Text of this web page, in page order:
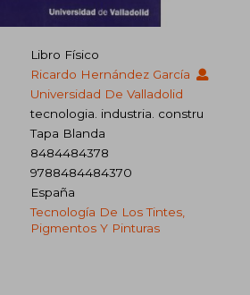
Libro Físico
Ricardo Hernández García
Universidad De Valladolid
tecnologia. industria. constru
Tapa Blanda
8484484378
9788484484370
España
Tecnología De Los Tintes,
Pigmentos Y Pinturas